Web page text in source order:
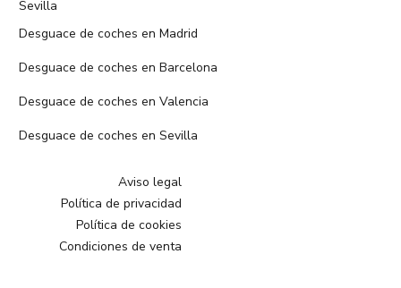
Sevilla
Desguace de coches en Madrid
Desguace de coches en Barcelona
Desguace de coches en Valencia
Desguace de coches en Sevilla
Aviso legal
Política de privacidad
Política de cookies
Condiciones de venta